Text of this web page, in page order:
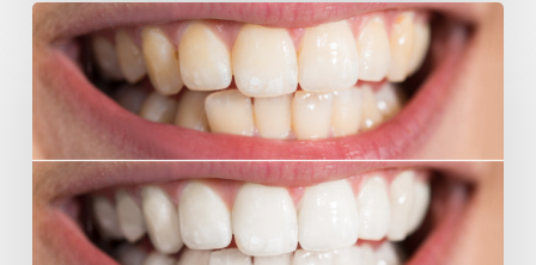
Πριν
Μετά:
Δύναμη
ενός
Υγιούς
και
Λαμπερού
Χαμόγελου